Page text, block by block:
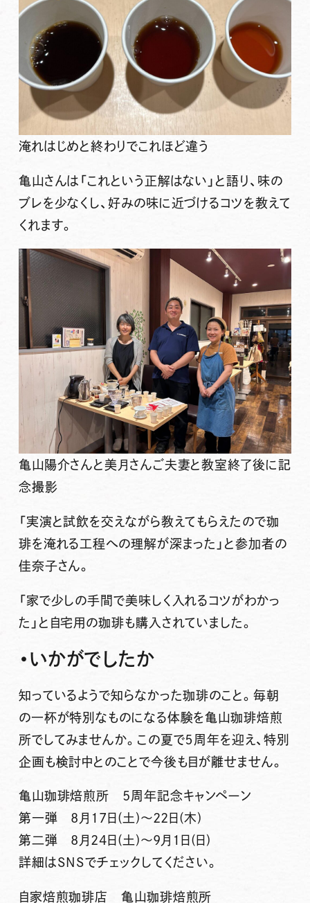
淹れはじめと終わりでこれほど違う
亀山さんは「 これという正解はない 」と語り、味の
ブレを少なくし、好みの味に近づけるコツを教えて
くれます。
亀山陽介さんと美月さんご夫妻と教室終了後に記
念撮影
「実演と試飲を交えながら教えてもらえたので珈
琲を淹れる工程への理解が深まった 」と参加者の
佳奈子さん。
「家で少しの手間で美味しく入れるコツがわかっ
た 」と自宅用の珈琲も購入されていました。
・いかがでしたか
知っているようで知らなかった珈琲のこと。毎朝
の一杯が特別なものになる体験を亀山珈琲焙煎
所でしてみませんか。この夏で５周年を迎え、特別
企画も検討中とのことで今後も目が離せません。
亀山珈琲焙煎所 5周年記念キャンペーン
第一弾 8月17日(土)〜22日(木)
第二弾 8月24日(土)〜9月1日(日)
詳細はSNSでチェックしてください。
自家焙煎珈琲店 亀山珈琲焙煎所